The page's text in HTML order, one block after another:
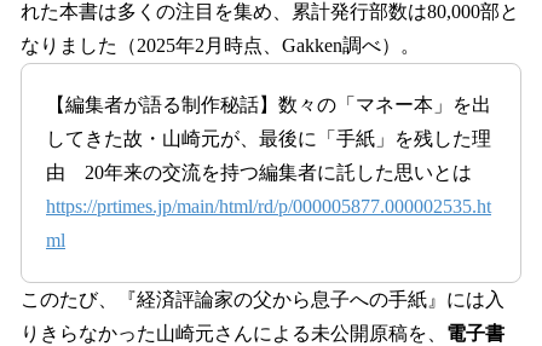
れた本書は多くの注目を集め、累計発行部数は80,000部と
なりました（2025年2月時点、Gakken調べ）。
【編集者が語る制作秘話】数々の「マネー本」を出
してきた故・山崎元が、最後に「手紙」を残した理
由 20年来の交流を持つ編集者に託した思いとは
https://prtimes.jp/main/html/rd/p/000005877.000002535.ht
ml
このたび、『経済評論家の父から息子への手紙』には入
りきらなかった山崎元さんによる未公開原稿を、 電子書